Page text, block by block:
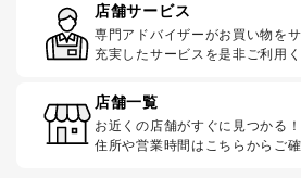
店舗サービス
専門アドバイザーがお買い物をサ
充実したサービスを是非ご利用く
店舗一覧
お近くの店舗がすぐに見つかる！
住所や営業時間はこちらからご確